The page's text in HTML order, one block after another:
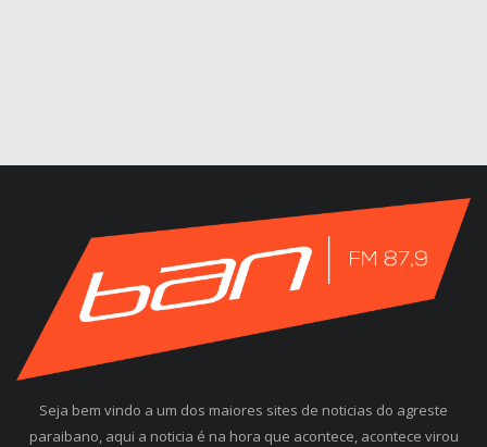
Seja bem vindo a um dos maiores sites de noticias do agreste
paraibano, aqui a noticia é na hora que acontece, acontece virou